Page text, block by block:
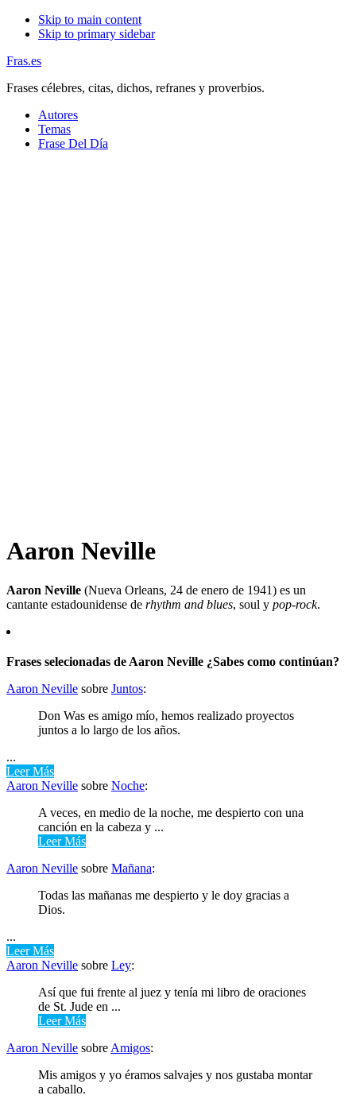
Skip to main content
Skip to primary sidebar
Fras.es
Frases célebres, citas, dichos, refranes y proverbios.
Autores
Temas
Frase Del Día
Aaron Neville
Aaron Neville (Nueva Orleans, 24 de enero de 1941) es un
cantante estadounidense de rhythm and blues, soul y pop-rock.
Frases selecionadas de Aaron Neville ¿Sabes como continúan?
Aaron Neville sobre Juntos:
Don Was es amigo mío, hemos realizado proyectos
juntos a lo largo de los años.
...
Leer Más
Aaron Neville sobre Noche:
A veces, en medio de la noche, me despierto con una
canción en la cabeza y ...
Leer Más
Aaron Neville sobre Mañana:
Todas las mañanas me despierto y le doy gracias a
Dios.
...
Leer Más
Aaron Neville sobre Ley:
Así que fui frente al juez y tenía mi libro de oraciones
de St. Jude en ...
Leer Más
Aaron Neville sobre Amigos:
Mis amigos y yo éramos salvajes y nos gustaba montar
a caballo.